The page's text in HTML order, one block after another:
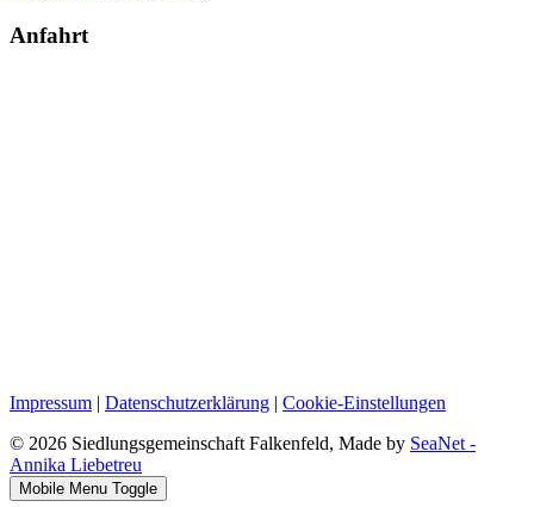
Anfahrt
Impressum | Datenschutzerklärung | Cookie-Einstellungen
© 2026 Siedlungsgemeinschaft Falkenfeld, Made by SeaNet -
Annika Liebetreu
Mobile Menu Toggle